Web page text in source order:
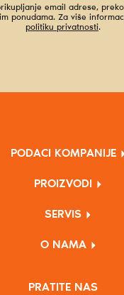
email adrese,
ponudama. Za više
politiku privatnosti.
PODACI KOMPANIJE
PROIZVODI
SERVIS
O NAMA
PRATITE NAS